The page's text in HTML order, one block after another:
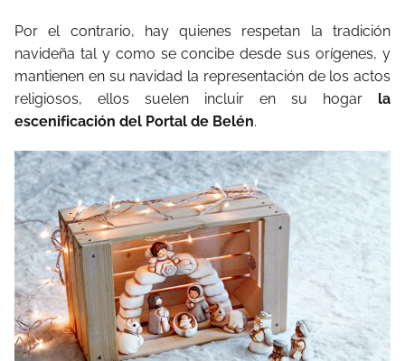
Por el contrario, hay quienes respetan la tradición
navideña tal y como se concibe desde sus orígenes, y
mantienen en su navidad la representación de los actos
religiosos, ellos suelen incluir en su hogar la
escenificación del Portal de Belén.